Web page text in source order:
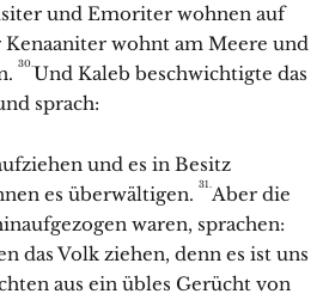
und Emoriter wohnen auf
wohnt am Meere und
30.Und Kaleb beschwichtigte das
sprach:
und es in Besitz
es überwältigen. 31.Aber die
waren, sprachen:
das Volk ziehen, denn es ist uns
aus ein übles Gerücht von